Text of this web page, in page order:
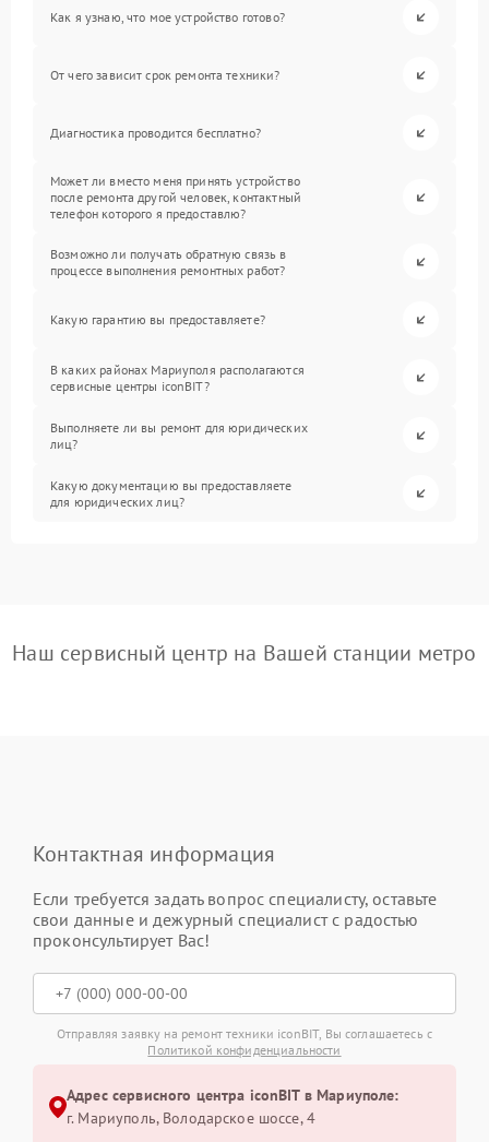
Как я узнаю, что мое устройство готово?
От чего зависит срок ремонта техники?
Диагностика проводится бесплатно?
Может ли вместо меня принять устройство
после ремонта другой человек, контактный
телефон которого я предоставлю?
Возможно ли получать обратную связь в
процессе выполнения ремонтных работ?
Какую гарантию вы предоставляете?
В каких районах Мариуполя располагаются
сервисные центры iconBIT?
Выполняете ли вы ремонт для юридических
лиц?
Какую документацию вы предоставляете
для юридических лиц?
Наш сервисный центр на Вашей станции метро
Контактная информация
Если требуется задать вопрос специалисту, оставьте
свои данные и дежурный специалист с радостью
проконсультирует Вас!
Отправляя заявку на ремонт техники iconBIT, Вы соглашаетесь с
Политикой конфиденциальности
Адрес сервисного центра iconBIT в Мариуполе:
г. Мариуполь, Володарское шоссе, 4